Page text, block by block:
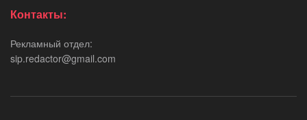
Контакты:
Рекламный отдел:
sip.redactor@gmail.com